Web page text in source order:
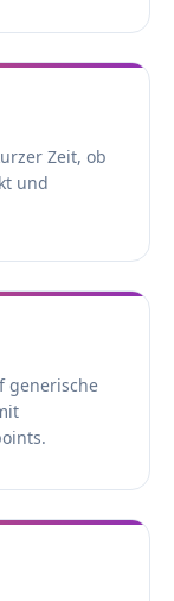
Zeit, ob
und
generische